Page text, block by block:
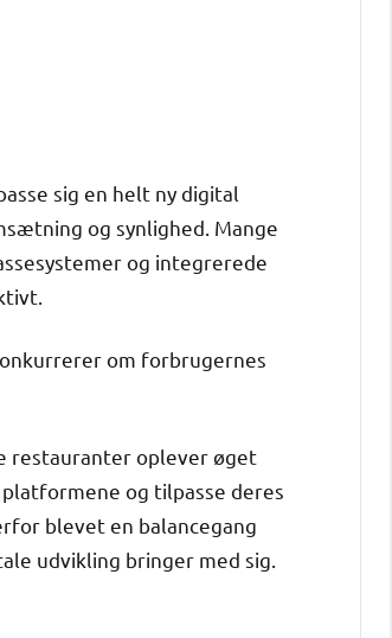
sig en helt ny digital
og synlighed. Mange
og integrerede
om forbrugernes
restauranter oplever øget
og tilpasse deres
blevet en balancegang
udvikling bringer med sig.